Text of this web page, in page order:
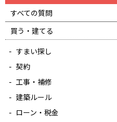
すべての質問
買う・建てる
すまい探し
契約
工事・補修
建築ルール
ローン・税金